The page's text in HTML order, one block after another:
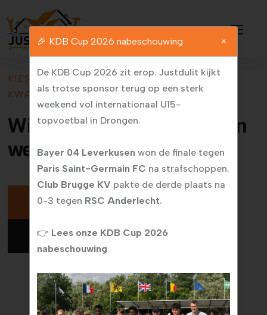
🎉 KDB Cup 2026 nabeschouwing ×
De KDB Cup 2026 zit erop. Justdulit kijkt
als trotse sponsor terug op een sterk
weekend vol internationaal U15-
topvoetbal in Drongen.
Bayer 04 Leverkusenwon de finale tegen
Paris Saint-Germain FC na strafschoppen.
Club Brugge KV pakte de derde plaats na
0-3 tegen RSC Anderlecht.
👉 Lees onze KDB Cup 2026
nabeschouwing
KIES VOOR VAKMANSCHAP VAN HOGE
KWALITEIT
Wij zetten uw ideeën om in
werkelijkheid
Maak uw vrijblijvende afspraak
Onze diensten